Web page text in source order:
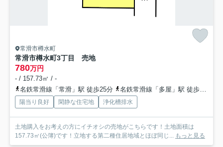
常滑市樽水町
常滑市樽水町3丁目 売地
780万円
- / 157.73㎡ / -
名鉄常滑線「常滑」駅 徒歩25分
名鉄常滑線「多屋」駅 徒歩36分
陽当り良好 閑静な住宅地 浄化槽排水
土地購入をお考えの方にイチオシの売地がこちらです！土地面積は
157.73㎡(公簿)です！立地する第二種住居地域とほぼ同じ... もっと見る